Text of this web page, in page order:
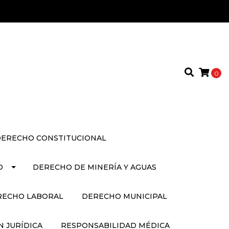
0
CONSTITUCIONAL
DERECHO DE MINERÍA Y AGUAS
LABORAL DERECHO MUNICIPAL
JURÍDICA RESPONSABILIDAD MÉDICA